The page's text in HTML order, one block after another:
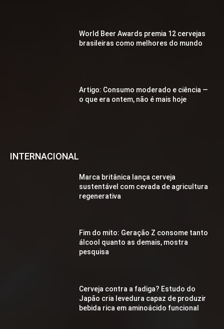
World Beer Awards premia 12 cervejas
brasileiras como melhores do mundo
Artigo: Consumo moderado e ciência —
o que era ontem, não é mais hoje
INTERNACIONAL
Marca britânica lança cerveja
sustentável com cevada de agricultura
regenerativa
Fim do mito: Geração Z consome tanto
álcool quanto as demais, mostra
pesquisa
Cerveja contra a fadiga? Estudo do
Japão cria levedura capaz de produzir
bebida rica em aminoácido funcional